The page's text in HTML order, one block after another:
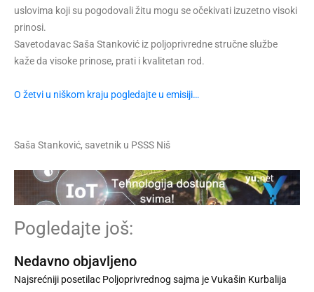
uslovima koji su pogodovali žitu mogu se očekivati izuzetno visoki
prinosi.
Savetodavac Saša Stanković iz poljoprivredne stručne službe
kaže da visoke prinose, prati i kvalitetan rod.
O žetvi u niškom kraju pogledajte u emisiji…
Saša Stanković, savetnik u PSSS Niš
Pogledajte još:
Nedavno objavljeno
Najsrećniji posetilac Poljoprivrednog sajma je Vukašin Kurbalija